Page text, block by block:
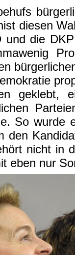
diesen
und die
geklebt,
So wurde
den
nicht in
eben nur